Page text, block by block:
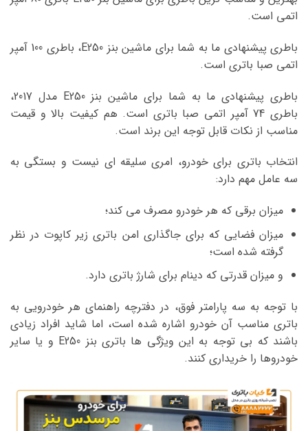
اتمی است.
باطری پیشنهادی ما به شما برای ماشین بنز E250، باطری 100 آمپر
اتمی صبا باتری است.
باطری پیشنهادی ما به شما برای ماشین بنز E250 مدل 2017،
باطری 74 آمپر اتمی صبا باتری است. هم کیفیت بالا و قیمت
مناسب از نکات قابل توجه این برند است.
انتخاب باتری برای خودرو، امری سلیقه ای نیست و بستگی به
سه عامل مهم دارد:
میزان برقی که هر خودرو مصرف می کند؛
میزان فضایی که برای جاگذاری امن باتری زیر کاپوت در نظر
گرفته شده است؛
و میزان قدرتی که دینام برای شارژ باتری دارد.
با توجه به سه پارامتر فوق، در دفترچه راهنمای هر خودرویی به
باتری مناسب آن خودرو اشاره شده است، اما شاید افراد زیادی
باشند که بی توجه به این ویژگی ها باتری بنز E250 و یا سایر
خودروها را خریداری کنند.
نمایشگر
ویدیو